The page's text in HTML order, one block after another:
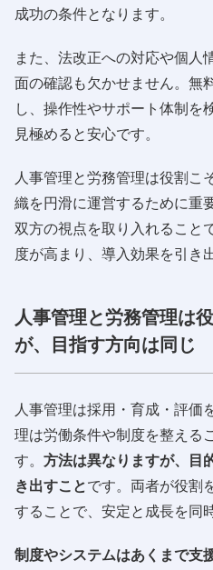
成功の条件となります。
また、法改正への対応や個人
面の確認も欠かせません。無
し、操作性やサポート体制を
見極めると安心です。
人事管理と労務管理は役割こ
織を円滑に運営するために重
双方の視点を取り入れること
度が高まり、導入効果を引き
人事管理と労務管理は
が、目指す方向は同じ
人事管理は採用・育成・評価
理は労働条件や制度を整える
す。 方法は異なりますが、目
き出すことです。両者が役割
することで、安定と成長を同
制度やシステムはあくまで支